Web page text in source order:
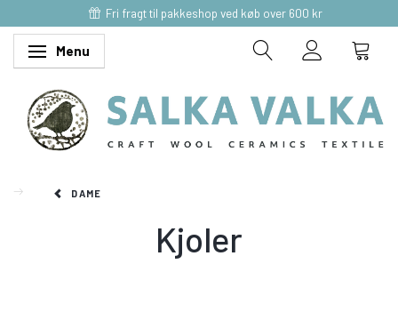
Fri fragt til pakkeshop ved køb over 600 kr
Skifte navigation
Menu
DAME
Kjoler